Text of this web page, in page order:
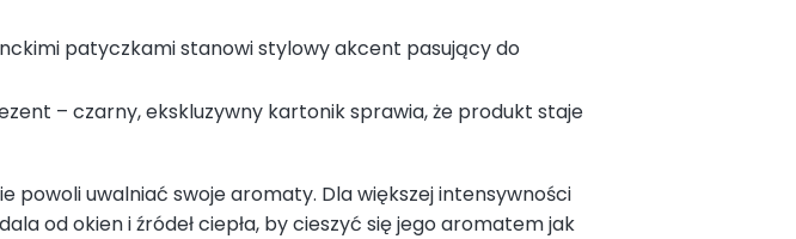
patyczkami stanowi stylowy akcent pasujący do
– czarny, ekskluzywny kartonik sprawia, że produkt staje
uwalniać swoje aromaty. Dla większej intensywności
od okien i źródeł ciepła, by cieszyć się jego aromatem jak